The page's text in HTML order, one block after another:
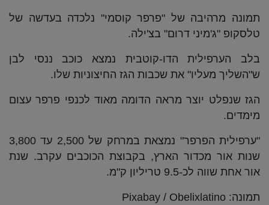
תמונה מרהיבה של "פרפר קוסמי" נלכדה בעדשה של
טלסקופ "ג'מיני דרום" בצ'ילה.
בלב הערפילית הדו-קוטבית נמצא כוכב ננסי לבן
ש"השליך מעליו" את שכבות הגז החיצוניות שלו.
הגז שנפלט יוצר מראה הדומה מאוד לכנפי פרפר עצום
מימדים.
"ערפילית הפרפר" נמצאת במרחק של 2,500 עד 3,800
שנות אור מכדור הארץ, בקבוצת הכוכבים עקרב. שנת
אור אחת שווה לכ-9.5 טריליון ק"מ.
תמונה: Pixabay / Obelixlatino